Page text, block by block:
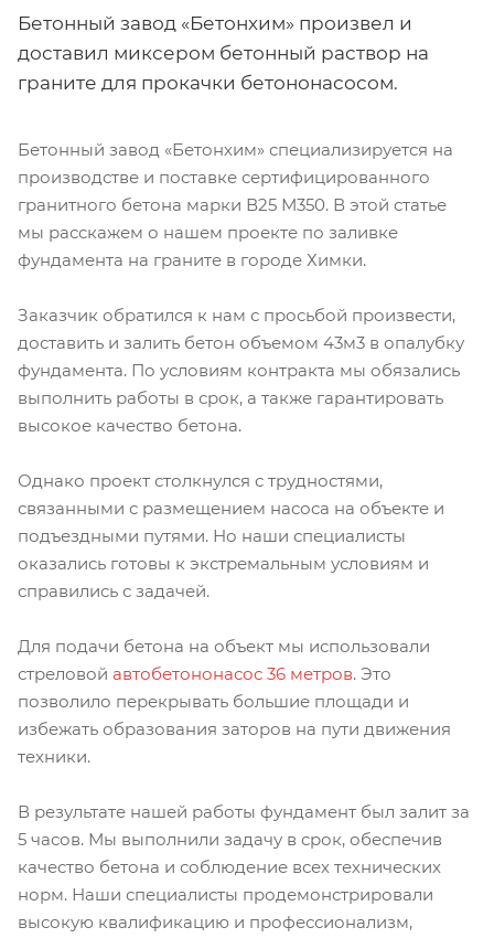
Бетонный завод «Бетонхим» произвел и
доставил миксером бетонный раствор на
граните для прокачки бетононасосом.
Бетонный завод «Бетонхим» специализируется на
производстве и поставке сертифицированного
гранитного бетона марки В25 М350. В этой статье
мы расскажем о нашем проекте по заливке
фундамента на граните в городе Химки.
Заказчик обратился к нам с просьбой произвести,
доставить и залить бетон объемом 43м3 в опалубку
фундамента. По условиям контракта мы обязались
выполнить работы в срок, а также гарантировать
высокое качество бетона.
Однако проект столкнулся с трудностями,
связанными с размещением насоса на объекте и
подъездными путями. Но наши специалисты
оказались готовы к экстремальным условиям и
справились с задачей.
Для подачи бетона на объект мы использовали
стреловой автобетононасос 36 метров. Это
позволило перекрывать большие площади и
избежать образования заторов на пути движения
техники.
В результате нашей работы фундамент был залит за
5 часов. Мы выполнили задачу в срок, обеспечив
качество бетона и соблюдение всех технических
норм. Наши специалисты продемонстрировали
высокую квалификацию и профессионализм,